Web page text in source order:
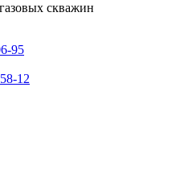
скважин
95
12